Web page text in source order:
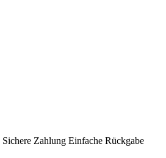
Sichere Zahlung Einfache Rückgabe